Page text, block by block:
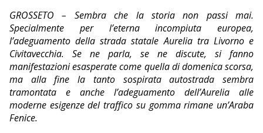
GROSSETO – Sembra che la storia non passi mai.
Specialmente per l’eterna incompiuta europea,
l’adeguamento della strada statale Aurelia tra Livorno e
Civitavecchia. Se ne parla, se ne discute, si fanno
manifestazioni esasperate come quella di domenica scorsa,
ma alla fine la tanto sospirata autostrada sembra
tramontata e anche l’adeguamento dell’Aurelia alle
moderne esigenze del traffico su gomma rimane un’Araba
Fenice.